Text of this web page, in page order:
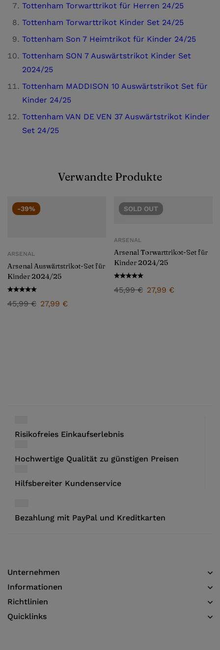
Tottenham Torwarttrikot für Herren 24/25
Tottenham Torwarttrikot Kinder Set 24/25
Tottenham Son 7 Heimtrikot für Kinder 24/25
Tottenham SON 7 Auswärtstrikot Kinder Set
2024/25
Tottenham MADDISON 10 Auswärtstrikot Set für
Kinder 24/25
Tottenham VAN DE VEN 37 Auswärtstrikot Kinder
Set 24/25
Verwandte Produkte
-39%
ARSENAL
Arsenal Auswärtstrikot-Set für
Kinder 2024/25
45,99€ 27,99 €
SOLD OUT
ARSENAL
Arsenal Torwarttrikot-Set für
Kinder 2024/25
45,99€ 27,99 €
Risikofreies Einkaufserlebnis
Hochwertige Qualität zu günstigen Preisen
Hilfsbereiter Kundenservice
Bezahlung mit PayPal und Kreditkarten
Unternehmen
Informationen​
Richtlinien
Quicklinks